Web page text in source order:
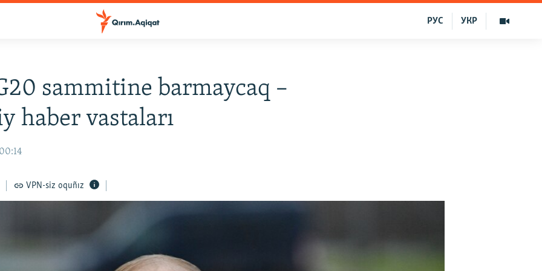
УКР
РУС
sammitine barmaycaq –
haber vastaları
VPN-siz oquñız